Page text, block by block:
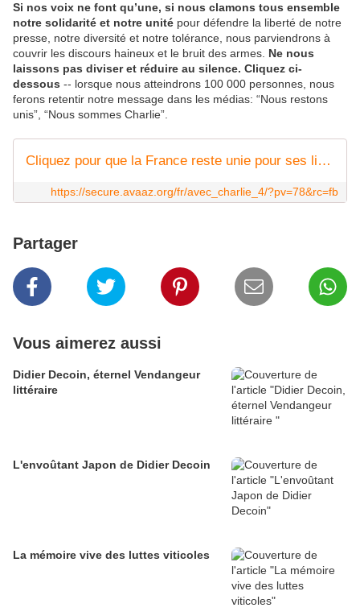
Si nos voix ne font qu’une, si nous clamons tous ensemble
notre solidarité et notre unité pour défendre la liberté de notre
presse, notre diversité et notre tolérance, nous parviendrons à
couvrir les discours haineux et le bruit des armes. Ne nous
laissons pas diviser et réduire au silence. Cliquez ci-
dessous -- lorsque nous atteindrons 100 000 personnes, nous
ferons retentir notre message dans les médias: “Nous restons
unis”, “Nous sommes Charlie”.
Cliquez pour que la France reste unie pour ses libertés
https://secure.avaaz.org/fr/avec_charlie_4/?pv=78&rc=fb
Partager
Vous aimerez aussi
Didier Decoin, éternel Vendangeur
littéraire
L'envoûtant Japon de Didier Decoin
La mémoire vive des luttes viticoles